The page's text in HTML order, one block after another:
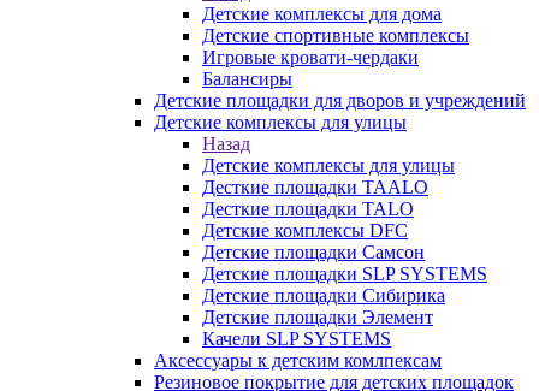
Детские комплексы для дома
Детские спортивные комплексы
Игровые кровати-чердаки
Балансиры
Детские площадки для дворов и учреждений
Детские комплексы для улицы
Назад
Детские комплексы для улицы
Десткие площадки TAALO
Десткие площадки TALO
Детские комплексы DFC
Детские площадки Самсон
Детские площадки SLP SYSTEMS
Детские площадки Сибирика
Детские площадки Элемент
Качели SLP SYSTEMS
Аксессуары к детским комлпексам
Резиновое покрытие для детских площадок